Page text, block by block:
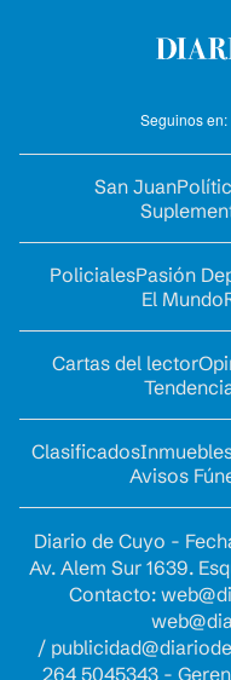
Seguinos en:
San Juan
PolicialesPasión
El Mundo
Cartas del lector
Clasificados
Avisos
Diario de Cuyo -
Av. Alem Sur 1639.
Contacto:
/
264 5045343 -